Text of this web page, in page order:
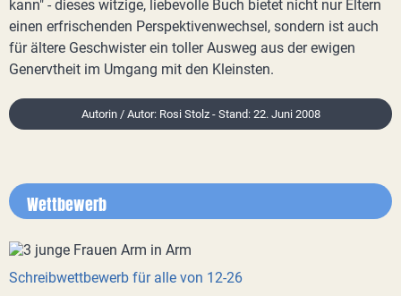
kann" - dieses witzige, liebevolle Buch bietet nicht nur Eltern
einen erfrischenden Perspektivenwechsel, sondern ist auch
für ältere Geschwister ein toller Ausweg aus der ewigen
Genervtheit im Umgang mit den Kleinsten.
Autorin / Autor: Rosi Stolz - Stand: 22. Juni 2008
Wettbewerb
Schreibwettbewerb für alle von 12-26